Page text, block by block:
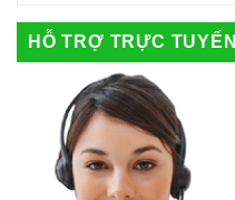
HỖ TRỢ TRỰC TUYẾN